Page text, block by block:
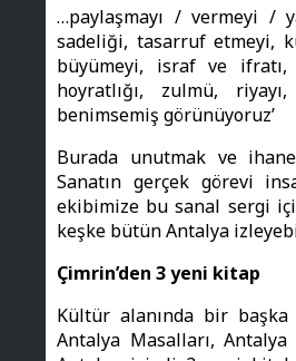
…paylaşmayı / vermeyi /
sadeliği, tasarruf etmeyi,
büyümeyi, israf ve ifratı,
hoyratlığı, zulmü,
benimsemiş görünüyoruz’
Burada unutmak ve
Sanatın gerçek görevi
ekibimize bu sanal sergi
keşke bütün Antalya
Çimrin’den 3 yeni kitap
Kültür alanında bir
Antalya Masalları,